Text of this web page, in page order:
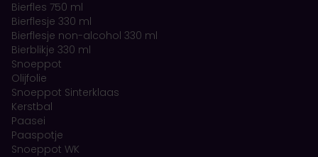
Bierfles 750 ml
Bierflesje 330 ml
Bierflesje non-alcohol 330 ml
Bierblikje 330 ml
Snoeppot
Olijfolie
Snoeppot Sinterklaas
Kerstbal
Paasei
Paaspotje
Snoeppot WK